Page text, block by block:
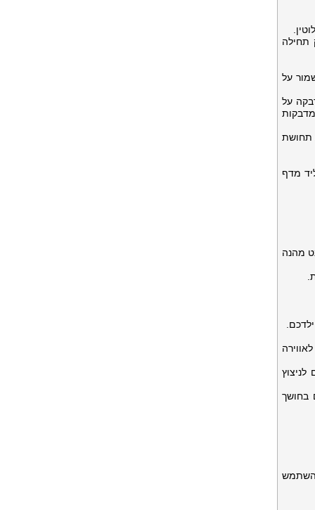
תחילה
על
על
תחושת
מדף
מהנה
בחושך
השתמש